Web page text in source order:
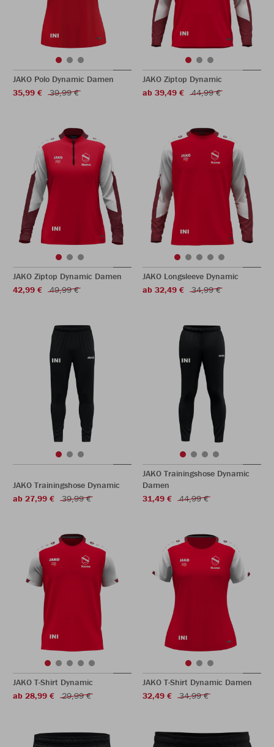
JAKO Polo Dynamic Damen
35,99 €
39,99 €
JAKO Ziptop Dynamic
ab 39,49 €
44,99 €
JAKO Ziptop Dynamic Damen
42,99 €
49,99 €
JAKO Longsleeve Dynamic
ab 32,49 €
34,99 €
JAKO Trainingshose Dynamic
ab 27,99 €
39,99 €
JAKO Trainingshose Dynamic
Damen
31,49 €
44,99 €
JAKO T-Shirt Dynamic
ab 28,99 €
29,99 €
JAKO T-Shirt Dynamic Damen
32,49 €
34,99 €